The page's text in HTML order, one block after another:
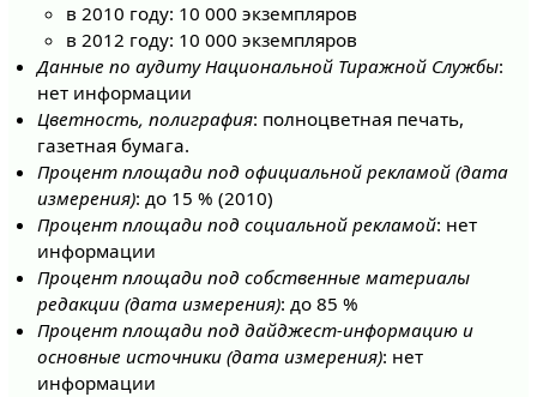
в 2010 году: 10 000 экземпляров
в 2012 году: 10 000 экземпляров
Данные по аудиту Национальной Тиражной Службы:
нет информации
Цветность, полиграфия: полноцветная печать,
газетная бумага.
Процент площади под официальной рекламой (дата
измерения): до 15 % (2010)
Процент площади под социальной рекламой: нет
информации
Процент площади под собственные материалы
редакции (дата измерения): до 85 %
Процент площади под дайджест-информацию и
основные источники (дата измерения): нет
информации